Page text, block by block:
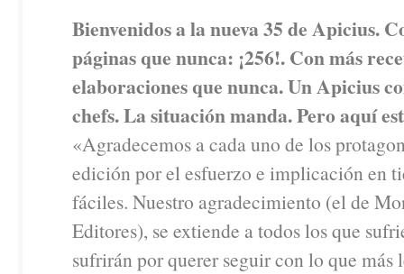
Bienvenidos a la nueva 35 de Apicius.
páginas que nunca: ¡256!. Con más
elaboraciones que nunca. Un Apicius
chefs. La situación manda. Pero aquí
«Agradecemos a cada uno de los
edición por el esfuerzo e implicación en
fáciles. Nuestro agradecimiento (el de
Editores), se extiende a todos los que
sufrirán por querer seguir con lo que más